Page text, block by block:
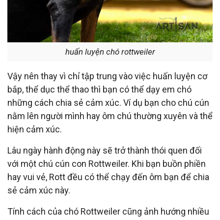
huấn luyện chó rottweiler
Vậy nên thay vì chỉ tập trung vào việc huấn luyện cơ
bắp, thể dục thể thao thì bạn có thể dạy em chó
những cách chia sẻ cảm xúc. Ví dụ bạn cho chú cún
nằm lên người mình hay ôm chú thường xuyên và thể
hiện cảm xúc.
Lâu ngày hành động này sẽ trở thành thói quen đối
với một chú cún con Rottweiler. Khi bạn buồn phiền
hay vui vẻ, Rott đều có thể chạy đến ôm bạn để chia
sẻ cảm xúc này.
Tính cách của chó Rottweiler cũng ảnh hướng nhiều